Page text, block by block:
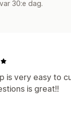
30:e dag.
is very easy to
is great!!